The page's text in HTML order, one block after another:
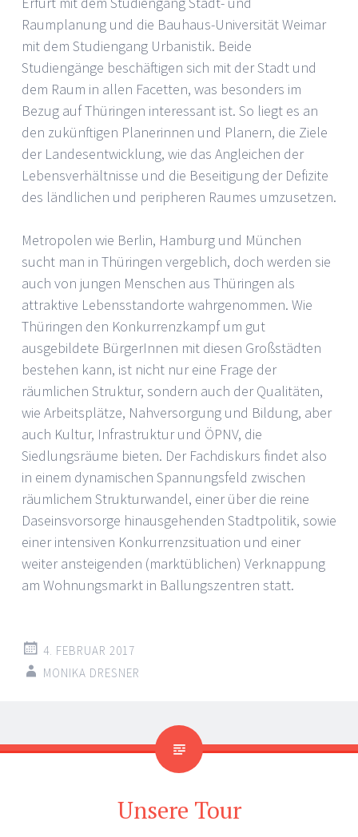
Raumplanung und die Bauhaus-Universität Weimar
mit dem Studiengang Urbanistik. Beide
Studiengänge beschäftigen sich mit der Stadt und
dem Raum in allen Facetten, was besonders im
Bezug auf Thüringen interessant ist. So liegt es an
den zukünftigen Planerinnen und Planern, die Ziele
der Landesentwicklung, wie das Angleichen der
Lebensverhältnisse und die Beseitigung der Defizite
des ländlichen und peripheren Raumes umzusetzen.
Metropolen wie Berlin, Hamburg und München
sucht man in Thüringen vergeblich, doch werden sie
auch von jungen Menschen aus Thüringen als
attraktive Lebensstandorte wahrgenommen. Wie
Thüringen den Konkurrenzkampf um gut
ausgebildete BürgerInnen mit diesen Großstädten
bestehen kann, ist nicht nur eine Frage der
räumlichen Struktur, sondern auch der Qualitäten,
wie Arbeitsplätze, Nahversorgung und Bildung, aber
auch Kultur, Infrastruktur und ÖPNV, die
Siedlungsräume bieten. Der Fachdiskurs findet also
in einem dynamischen Spannungsfeld zwischen
räumlichem Strukturwandel, einer über die reine
Daseinsvorsorge hinausgehenden Stadtpolitik, sowie
einer intensiven Konkurrenzsituation und einer
weiter ansteigenden (marktüblichen) Verknappung
am Wohnungsmarkt in Ballungszentren statt.
4. FEBRUAR 2017
MONIKA DRESNER
Unsere Tour